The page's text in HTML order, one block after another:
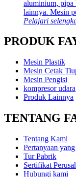
aluminium, pipa
lainnya. Mesin
Pelajari
PRODUK
Mesin Plastik
Mesin Cetak
Mesin Pengisi
kompresor udara
Produk Lainnya
TENTANG
Tentang Kami
Pertanyaan
Tur Pabrik
Sertifikat
Hubungi kami